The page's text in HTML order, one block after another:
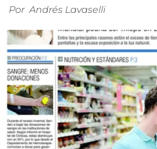
Por Andrés Lavaselli